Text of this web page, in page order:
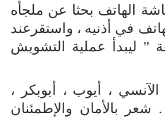
الهاتف بحثا عن ملجأه
في أذنيه ، واستقرعند
تسعة ” ليبدأ عملية التشويش
، أيوب ، أبوبكر ،
بالأمان والإطمئنان